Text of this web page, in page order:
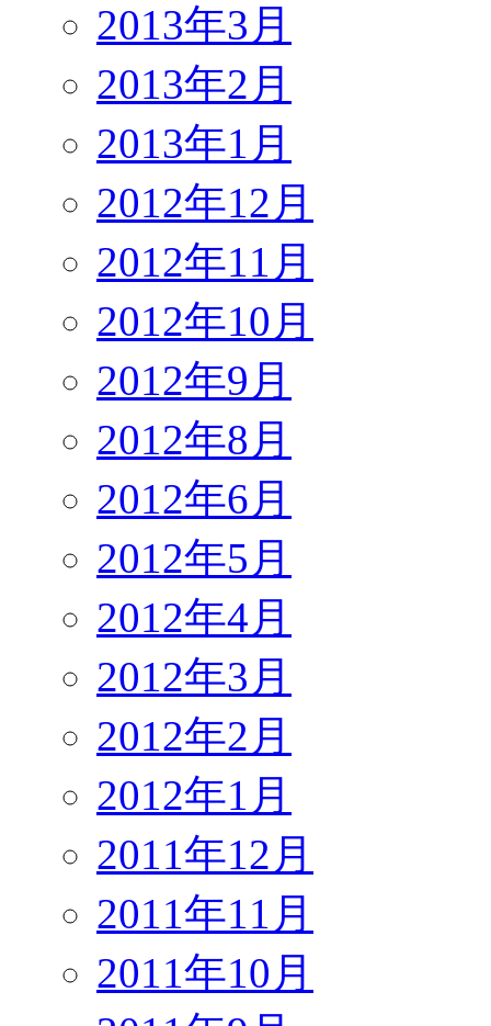
2013年3月
2013年2月
2013年1月
2012年12月
2012年11月
2012年10月
2012年9月
2012年8月
2012年6月
2012年5月
2012年4月
2012年3月
2012年2月
2012年1月
2011年12月
2011年11月
2011年10月